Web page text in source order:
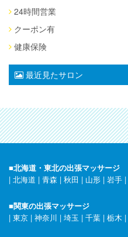
24時間営業
クーポン有
健康保険
最近見たサロン
■北海道・東北の出張マッサージ
| 北海道 | 青森 | 秋田 | 山形 | 岩手 |
■関東の出張マッサージ
| 東京 | 神奈川 | 埼玉 | 千葉 | 栃木 |